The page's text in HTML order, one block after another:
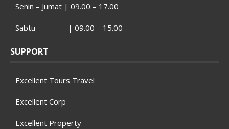
Senin – Jumat | 09.00 – 17.00
Sabtu | 09.00 – 15.00
SUPPORT
Excellent Tours Travel
Excellent Corp
Excellent Property